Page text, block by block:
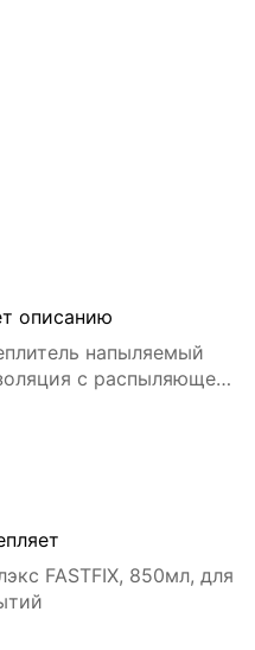
описанию
напыляемый
с распыляющей
FASTFIX, 850мл, для